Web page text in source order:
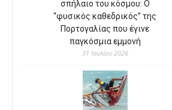
σπήλαιο του κόσμου: Ο
“φυσικός καθεδρικός” της
Πορτογαλίας που έγινε
παγκόσμια εμμονή
31 Ιουλίου 2026